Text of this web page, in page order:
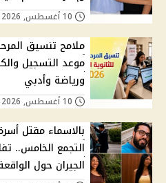
موعد التسجيل
ورياضة وأدبي
بالاسماء مقتل
التجمع الخامس..
الجيران حول